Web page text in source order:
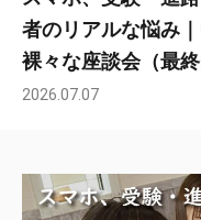
者のリアルな悩み
裸々な座談会（最終
2026.07.07